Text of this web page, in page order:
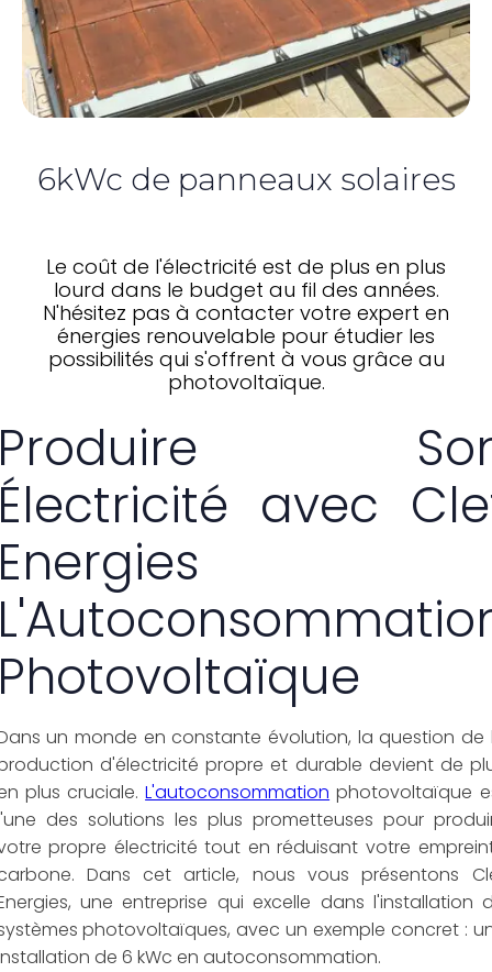
6kWc de panneaux solaires
Le coût de l'électricité est de plus en plus
lourd dans le budget au fil des années.
N'hésitez pas à contacter votre expert en
énergies renouvelable pour étudier les
possibilités qui s'offrent à vous grâce au
photovoltaïque.
avec
un monde en constante évolution, la question de
d'électricité propre et durable devient de
plus cruciale.L'autoconsommation photovoltaïque
des solutions les plus prometteuses pour
propre électricité tout en réduisant votre
Dans cet article, nous vous présentons
une entreprise qui excelle dans l'installation
photovoltaïques, avec un exemple concret :
de 6 kWc en autoconsommation.